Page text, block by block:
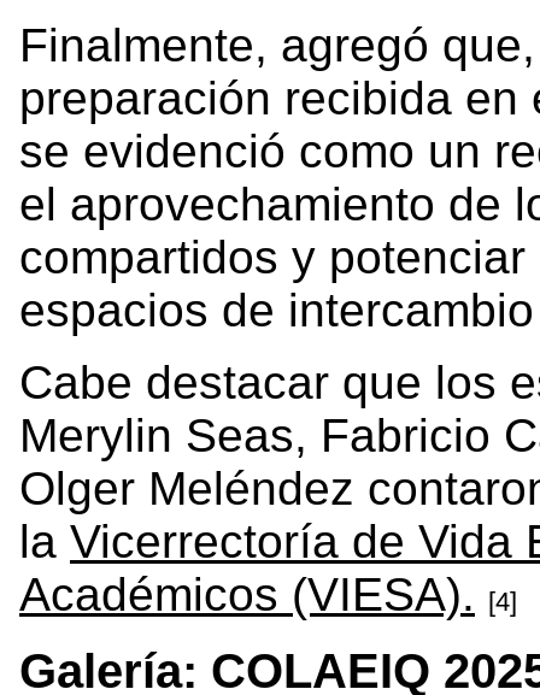
Finalmente, agregó
preparación recibida en
se evidenció como un
el aprovechamiento de
compartidos y
espacios de
Cabe destacar que los
Merylin Seas, Fabricio
Olger Meléndez
la Vicerrectoría de Vida
Académicos (VIESA). [4]
Galería: COLAEIQ